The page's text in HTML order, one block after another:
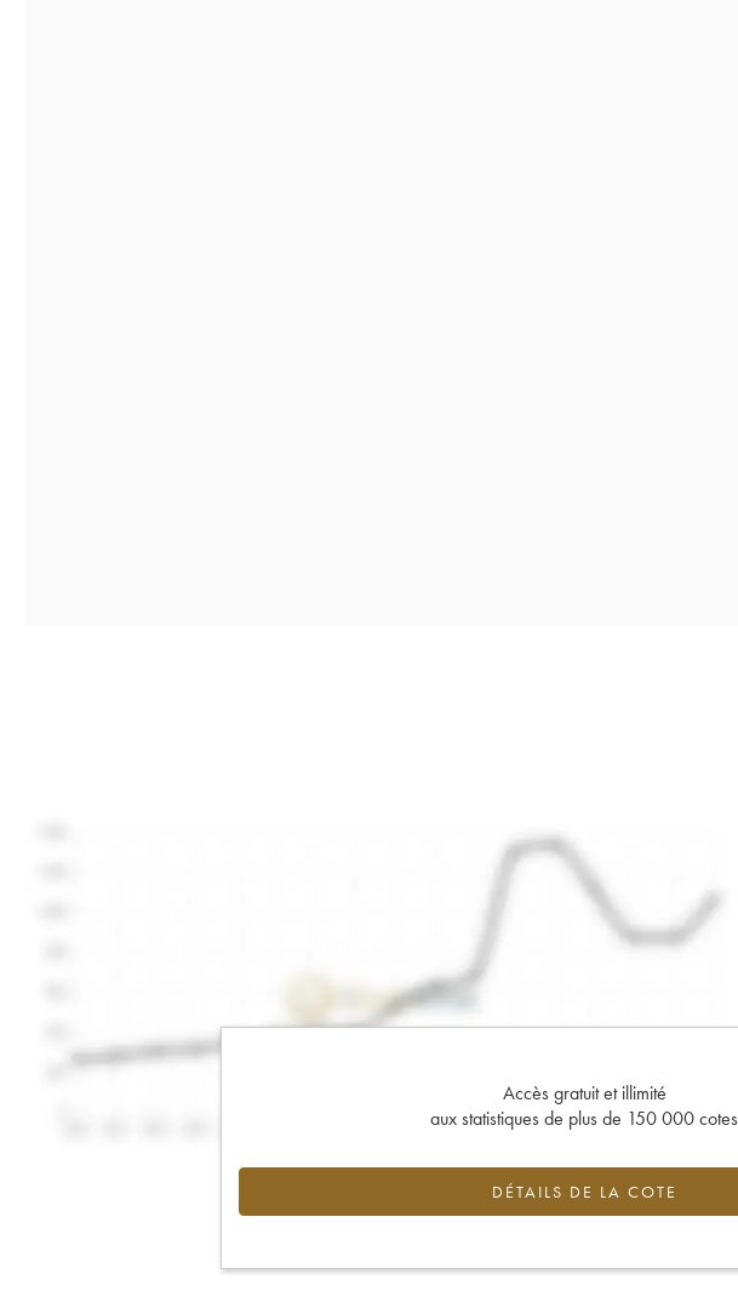
Accès gratuit et illimité
aux statistiques de plus de 150 000 cotes
DÉTAILS DE LA COTE